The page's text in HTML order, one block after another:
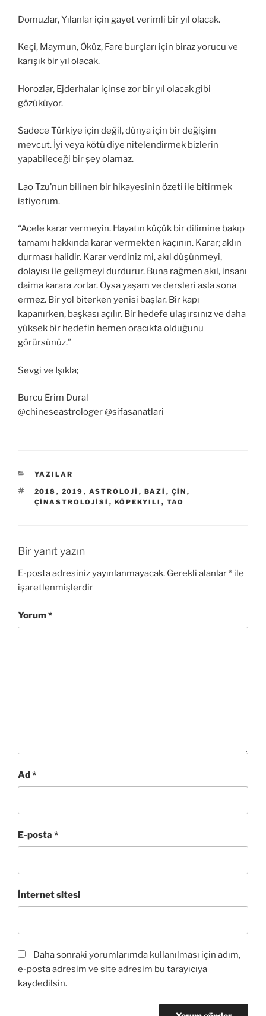
Domuzlar, Yılanlar için gayet verimli bir yıl olacak.
Keçi, Maymun, Öküz, Fare burçları için biraz yorucu ve
karışık bir yıl olacak.
Horozlar, Ejderhalar içinse zor bir yıl olacak gibi
gözüküyor.
Sadece Türkiye için değil, dünya için bir değişim
mevcut. İyi veya kötü diye nitelendirmek bizlerin
yapabileceği bir şey olamaz.
Lao Tzu’nun bilinen bir hikayesinin özeti ile bitirmek
istiyorum.
“Acele karar vermeyin. Hayatın küçük bir dilimine bakıp
tamamı hakkında karar vermekten kaçının. Karar; aklın
durması halidir. Karar verdiniz mi, akıl düşünmeyi,
dolayısı ile gelişmeyi durdurur. Buna rağmen akıl, insanı
daima karara zorlar. Oysa yaşam ve dersleri asla sona
ermez. Bir yol biterken yenisi başlar. Bir kapı
kapanırken, başkası açılır. Bir hedefe ulaşırsınız ve daha
yüksek bir hedefin hemen oracıkta olduğunu
görürsünüz.”
Sevgi ve Işıkla;
Burcu Erim Dural
@chineseastrologer @sifasanatlari
KATEGORILER
YAZILAR
ETIKETLER
2018 , 2019 , ASTROLOJI , BAZI , ÇIN ,
ÇINASTROLOJISI , KÖPEKYILI , TAO
Bir yanıt yazın
E-posta adresiniz yayınlanmayacak. Gerekli alanlar* ile
işaretlenmişlerdir
Yorum*
Ad*
E-posta *
İnternet sitesi
Daha sonraki yorumlarımda kullanılması için adım,
e-posta adresim ve site adresim bu tarayıcıya
kaydedilsin.